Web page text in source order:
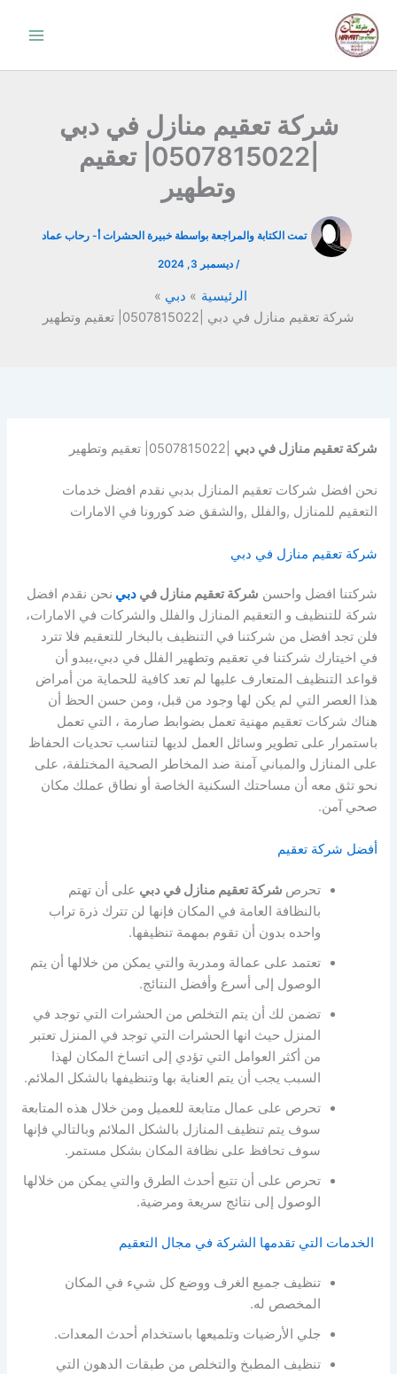
إلى
المحتوى
شركة تعقيم منازل في دبي
|0507815022| تعقيم
وتطهير
تمت الكتابة والمراجعة بواسطة خبيرة الحشرات أ- رحاب عماد
/ ديسمبر 3, 2024
الرئيسية
دبي
شركة تعقيم منازل في دبي |0507815022| تعقيم وتطهير
شركة تعقيم منازل في دبي
نحن افضل شركات تعقيم المنازل بدبي نقدم افضل خدمات
التعقيم للمنازل ,والفلل ,والشقق ضد كورونا في الامارات
شركة تعقيم منازل في دبي
شركتنا افضل واحسن شركة تعقيم منازل فيدبي نحن نقدم افضل
شركة للتنظيف و التعقيم المنازل والفلل والشركات في الامارات،
فلن تجد افضل من شركتنا في التنظيف بالبخار للتعقيم فلا تترد
في اخيتارك شركتنا في تعقيم وتطهير الفلل في دبي،يبدو أن
قواعد التنظيف المتعارف عليها لم تعد كافية للحماية من أمراض
هذا العصر التي لم يكن لها وجود من قبل، ومن حسن الحظ أن
هناك شركات تعقيم مهنية تعمل بضوابط صارمة ، التي تعمل
باستمرار على تطوير وسائل العمل لديها لتناسب تحديات الحفاظ
على المنازل والمباني آمنة ضد المخاطر الصحية المختلفة، على
نحو تثق معه أن مساحتك السكنية الخاصة أو نطاق عملك مكان
صحي آمن.
أفضل شركة تعقيم
تحرص شركة تعقيم منازل في دبي على أن تهتم
بالنظافة العامة في المكان فإنها لن تترك ذرة تراب
واحده بدون أن تقوم بمهمة تنظيفها.
تعتمد على عمالة ومدربة والتي يمكن من خلالها أن يتم
الوصول إلى أسرع وأفضل النتائج.
تضمن لك أن يتم التخلص من الحشرات التي توجد في
المنزل حيث انها الحشرات التي توجد في المنزل تعتبر
من أكثر العوامل التي تؤدي إلى اتساخ المكان لهذا
السبب يجب أن يتم العناية بها وتنظيفها بالشكل الملائم.
تحرص على عمال متابعة للعميل ومن خلال هذه المتابعة
سوف يتم تنظيف المنازل بالشكل الملائم وبالتالي فإنها
سوف تحافظ على نظافة المكان بشكل مستمر.
تحرص على أن تتبع أحدث الطرق والتي يمكن من خلالها
الوصول إلى نتائج سريعة ومرضية.
الخدمات التي تقدمها الشركة في مجال التعقيم
تنظيف جميع الغرف ووضع كل شيء في المكان
المخصص له.
جلي الأرضيات وتلميعها باستخدام أحدث المعدات.
تنظيف المطبخ والتخلص من طبقات الدهون التي